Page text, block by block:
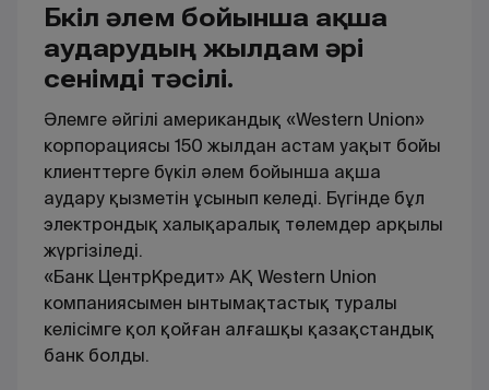
Бүкіл әлем бойынша ақша
аударудың жылдам әрі
сенімді тәсілі.
Әлемге әйгілі американдық «Western Union»
корпорациясы 150 жылдан астам уақыт бойы
клиенттерге бүкіл әлем бойынша ақша
аудару қызметін ұсынып келеді. Бүгінде бұл
электрондық халықаралық төлемдер арқылы
жүргізіледі.
«Банк ЦентрКредит» АҚ Western Union
компаниясымен ынтымақтастық туралы
келісімге қол қойған алғашқы қазақстандық
банк болды.